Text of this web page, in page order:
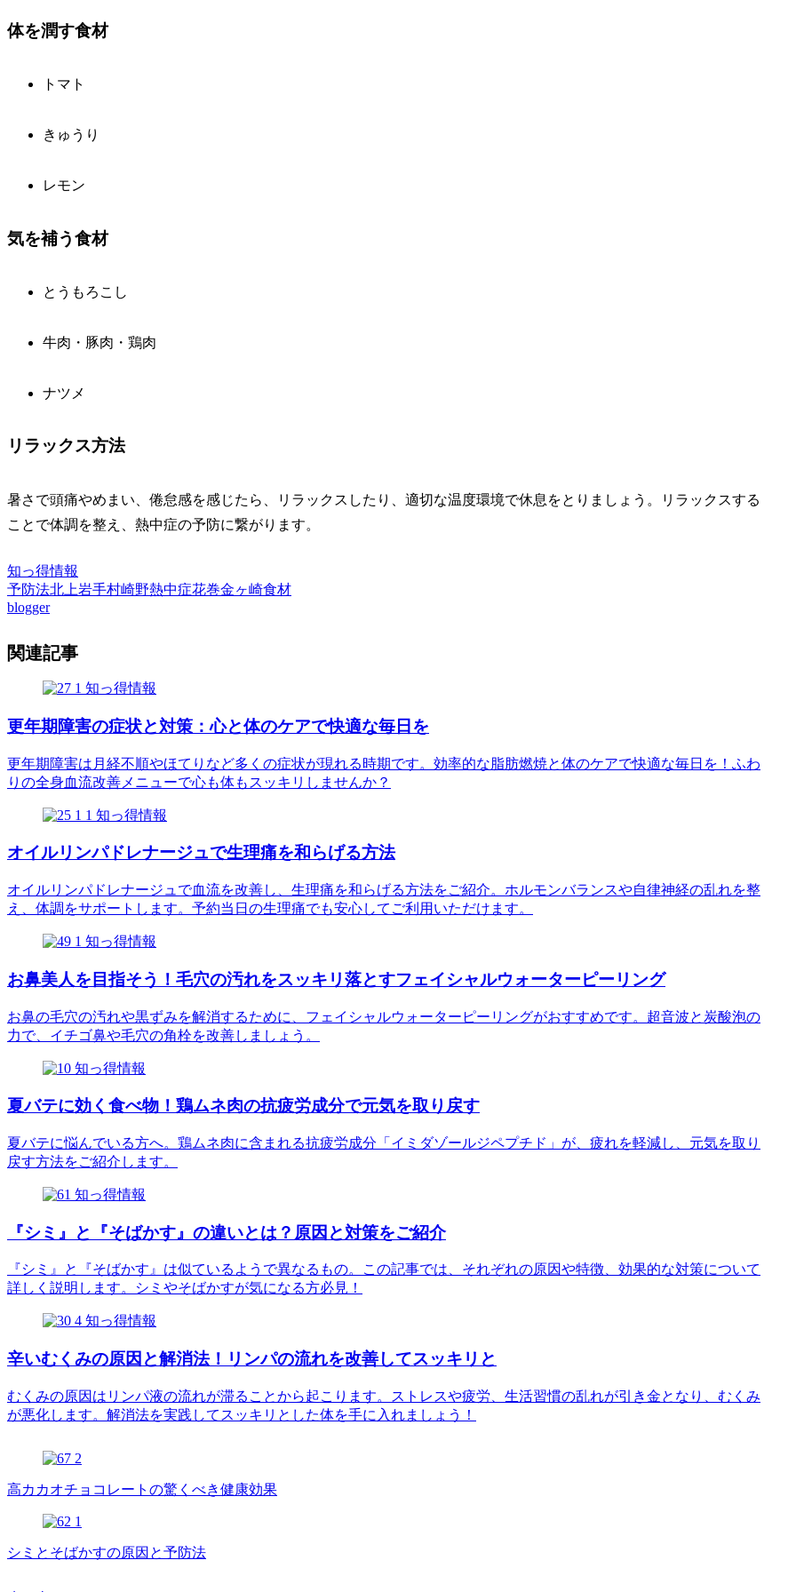
体を潤す食材
トマト
きゅうり
レモン
気を補う食材
とうもろこし
牛肉・豚肉・鶏肉
ナツメ
リラックス方法
暑さで頭痛やめまい、倦怠感を感じたら、リラックスしたり、適切な温度環境で休息をとりましょう。リラックスする
ことで体調を整え、熱中症の予防に繋がります。
知っ得情報
予防法北上岩手村崎野熱中症花巻金ヶ崎食材
blogger
関連記事
知っ得情報
更年期障害の症状と対策：心と体のケアで快適な毎日を
更年期障害は月経不順やほてりなど多くの症状が現れる時期です。効率的な脂肪燃焼と体のケアで快適な毎日を！ふわ
りの全身血流改善メニューで心も体もスッキリしませんか？
知っ得情報
オイルリンパドレナージュで生理痛を和らげる方法
オイルリンパドレナージュで血流を改善し、生理痛を和らげる方法をご紹介。ホルモンバランスや自律神経の乱れを整
え、体調をサポートします。予約当日の生理痛でも安心してご利用いただけます。
知っ得情報
お鼻美人を目指そう！毛穴の汚れをスッキリ落とすフェイシャルウォーターピーリング
お鼻の毛穴の汚れや黒ずみを解消するために、フェイシャルウォーターピーリングがおすすめです。超音波と炭酸泡の
力で、イチゴ鼻や毛穴の角栓を改善しましょう。
知っ得情報
夏バテに効く食べ物！鶏ムネ肉の抗疲労成分で元気を取り戻す
夏バテに悩んでいる方へ。鶏ムネ肉に含まれる抗疲労成分「イミダゾールジペプチド」が、疲れを軽減し、元気を取り
戻す方法をご紹介します。
知っ得情報
『シミ』と『そばかす』の違いとは？原因と対策をご紹介
『シミ』と『そばかす』は似ているようで異なるもの。この記事では、それぞれの原因や特徴、効果的な対策について
詳しく説明します。シミやそばかすが気になる方必見！
知っ得情報
辛いむくみの原因と解消法！リンパの流れを改善してスッキリと
むくみの原因はリンパ液の流れが滞ることから起こります。ストレスや疲労、生活習慣の乱れが引き金となり、むくみ
が悪化します。解消法を実践してスッキリとした体を手に入れましょう！
高カカオチョコレートの驚くべき健康効果
シミとそばかすの原因と予防法